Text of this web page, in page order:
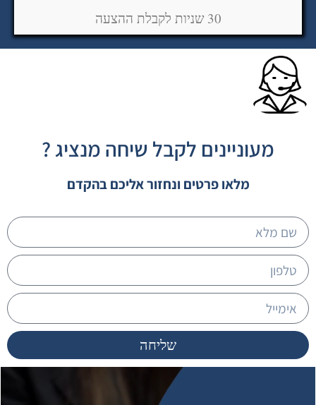
30 שניות לקבלת ההצעה
מעוניינים לקבל שיחה מנציג ?
מלאו פרטים ונחזור אליכם בהקדם
שליחה